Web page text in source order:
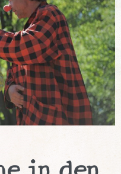
in den